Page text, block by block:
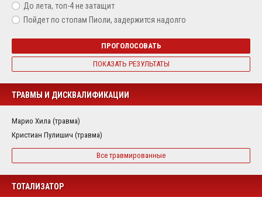
До лета, топ-4 не затащит
Пойдет по стопам Пиоли, задержится надолго
ПРОГОЛОСОВАТЬ
ПОКАЗАТЬ РЕЗУЛЬТАТЫ
ТРАВМЫ И ДИСКВАЛИФИКАЦИИ
Марио Хила (травма)
Кристиан Пулишич (травма)
Все травмированные
ТОТАЛИЗАТОР